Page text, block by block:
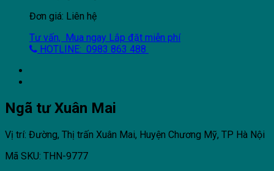
Đơn giá: Liên hệ
Tư vấn, Mua ngay Lắp đặt miễn phí
HOTLINE: 0983 863 488
Ngã tư Xuân Mai
Vị trí: Đường, Thị trấn Xuân Mai, Huyện Chương Mỹ, TP Hà Nội
Mã SKU: THN-9777